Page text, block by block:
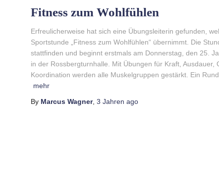
Fitness zum Wohlfühlen
Erfreulicherweise hat sich eine Übungsleiterin gefunden,
Sportstunde „Fitness zum Wohlfühlen“ übernimmt. Die
stattfinden und beginnt erstmals am Donnerstag, den 25.
in der Rossbergturnhalle. Mit Übungen für Kraft, Ausdauer,
Koordination werden alle Muskelgruppen gestärkt. Ein
mehr
By Marcus Wagner, 3 Jahren ago